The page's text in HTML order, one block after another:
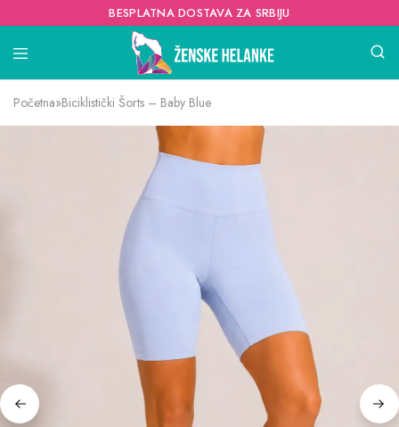
BESPLATNA DOSTAVA ZA SRBIJU
Početna»Biciklistički Šorts – Baby Blue